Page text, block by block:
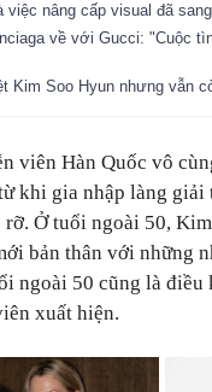
việc nâng cấp visual đã
về với Gucci: "Cuộc
Kim Soo Hyun nhưng vẫn
viên Hàn Quốc vô
khi gia nhập làng giải
Ở tuổi ngoài 50,
bản thân với những
ngoài 50 cũng là
xuất hiện.